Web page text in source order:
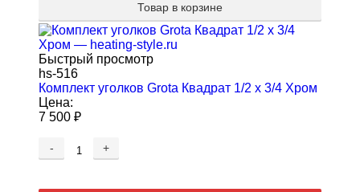
Товар в корзине
Быстрый просмотр
hs-516
Комплект уголков Grota Квадрат 1/2 х 3/4 Хром
Цена:
7 500 ₽
- +